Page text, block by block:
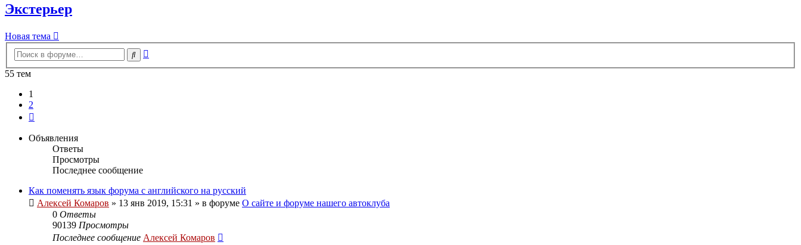
Экстерьер
Новая тема
Поиск
55 тем
1
2
Объявления
Ответы
Просмотры
Последнее сообщение
Как поменять язык форума с английского на русский
Алексей Комаров » 13 янв 2019, 15:31 » в форуме О сайте и форуме нашего автоклуба
0 Ответы
90139 Просмотры
Последнее сообщение Алексей Комаров